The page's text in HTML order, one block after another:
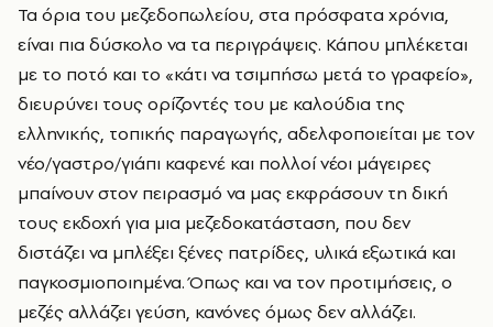
Τα όρια του μεζεδοπωλείου, στα πρόσφατα χρόνια,
είναι πια δύσκολο να τα περιγράψεις. Κάπου μπλέκεται
με το ποτό και το «κάτι να τσιμπήσω μετά το γραφείο»,
διευρύνει τους ορίζοντές του με καλούδια της
ελληνικής, τοπικής παραγωγής, αδελφοποιείται με τον
νέο/γαστρο/γιάπι καφενέ και πολλοί νέοι μάγειρες
μπαίνουν στον πειρασμό να μας εκφράσουν τη δική
τους εκδοχή για μια μεζεδοκατάσταση, που δεν
διστάζει να μπλέξει ξένες πατρίδες, υλικά εξωτικά και
παγκοσμιοποιημένα. Όπως και να τον προτιμήσεις, ο
μεζές αλλάζει γεύση, κανόνες όμως δεν αλλάζει.